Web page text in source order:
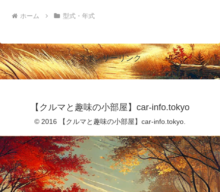
ホーム 型式・年式
スポンサーリンク
【クルマと趣味の小部屋】car-info.tokyo
© 2016 【クルマと趣味の小部屋】car-info.tokyo.